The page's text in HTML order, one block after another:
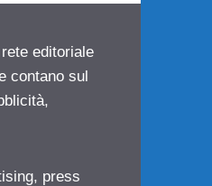
editoriale
contano sul
press